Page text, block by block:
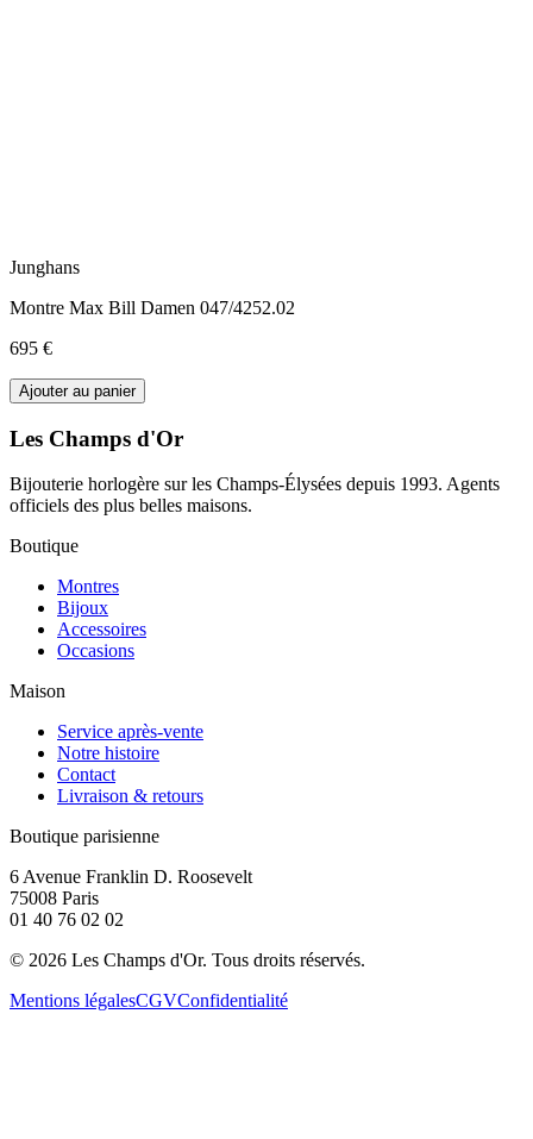
Junghans
Montre Max Bill Damen 047/4252.02
695 €
Ajouter au panier
Les Champs d'Or
Bijouterie horlogère sur les Champs-Élysées depuis 1993. Agents
officiels des plus belles maisons.
Boutique
Montres
Bijoux
Accessoires
Occasions
Maison
Service après-vente
Notre histoire
Contact
Livraison & retours
Boutique parisienne
6 Avenue Franklin D. Roosevelt
75008 Paris
01 40 76 02 02
© 2026 Les Champs d'Or. Tous droits réservés.
Mentions légalesCGVConfidentialité